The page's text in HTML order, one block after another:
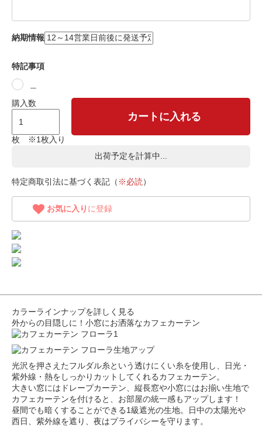
納期情報
特記事項
購入数
枚 ※1枚入り
カートに入れる
出荷予定を計算中...
特定商取引法に基づく表記（ ※必読）
お気に入り に登録
カラーラインナップを詳しく見る
外からの目隠しに！小窓にお洒落なカフェカーテン
光沢を押さえたフルダル糸という透けにくい糸を使用し、日光・
紫外線・熱をしっかりカットしてくれるカフェカーテン。
大きい窓にはドレープカーテン、縦長窓や小窓にはお揃い生地で
カフェカーテンを付けると、お部屋の統一感もアップします！
昼間でも暗くすることができる1級遮光の生地。日中の太陽光や
西日、紫外線を遮り、夜はプライバシーを守ります。